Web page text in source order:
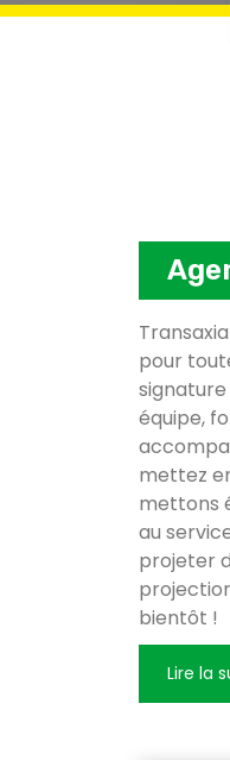
pour
équipe,
mettez
mettons
au
projeter
bientôt !